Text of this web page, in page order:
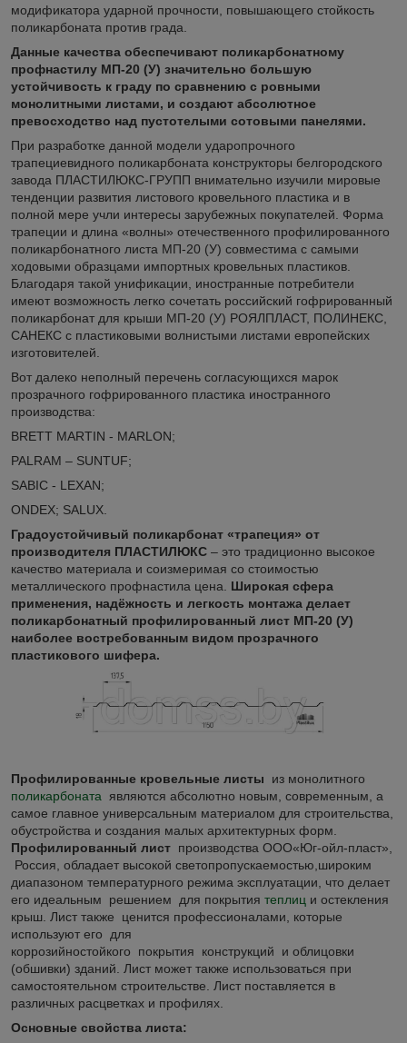
модификатора ударной прочности, повышающего стойкость
поликарбоната против града.
Данные качества обеспечивают поликарбонатному
профнастилу МП-20 (У) значительно большую
устойчивость к граду по сравнению с ровными
монолитными листами, и создают абсолютное
превосходство над пустотелыми сотовыми панелями.
При разработке данной модели ударопрочного
трапециевидного поликарбоната конструкторы белгородского
завода ПЛАСТИЛЮКС-ГРУПП внимательно изучили мировые
тенденции развития листового кровельного пластика и в
полной мере учли интересы зарубежных покупателей. Форма
трапеции и длина «волны» отечественного профилированного
поликарбонатного листа МП-20 (У) совместима с самыми
ходовыми образцами импортных кровельных пластиков.
Благодаря такой унификации, иностранные потребители
имеют возможность легко сочетать российский гофрированный
поликарбонат для крыши МП-20 (У) РОЯЛПЛАСТ, ПОЛИНЕКС,
САНЕКС с пластиковыми волнистыми листами европейских
изготовителей.
Вот далеко неполный перечень согласующихся марок
прозрачного гофрированного пластика иностранного
производства:
BRETT MARTIN - MARLON;
PALRAM – SUNTUF;
SABIC - LEXAN;
ONDEX; SALUX.
Градоустойчивый поликарбонат «трапеция» от
производителя ПЛАСТИЛЮКС – это традиционно высокое
качество материала и соизмеримая со стоимостью
металлического профнастила цена. Широкая сфера
применения, надёжность и легкость монтажа делает
поликарбонатный профилированный лист МП-20 (У)
наиболее востребованным видом прозрачного
пластикового шифера.
Профилированные кровельные листы из монолитного
поликарбоната являются абсолютно новым, современным, а
самое главное универсальным материалом для строительства,
обустройства и создания малых архитектурных форм.
Профилированный лист производства ООО«Юг-ойл-пласт»,
Россия, обладает высокой светопропускаемостью,широким
диапазоном температурного режима эксплуатации, что делает
его идеальным решением для покрытия теплиц и остекления
крыш. Лист также ценится профессионалами, которые
используют его для
коррозийностойкого покрытия конструкций и облицовки
(обшивки) зданий. Лист может также использоваться при
самостоятельном строительстве. Лист поставляется в
различных расцветках и профилях.
Основные свойства листа: